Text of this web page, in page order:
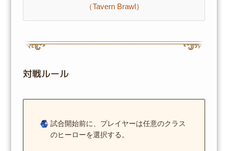
（Tavern Brawl）
対戦ルール
試合開始前に、プレイヤーは任意のクラス
のヒーローを選択する。